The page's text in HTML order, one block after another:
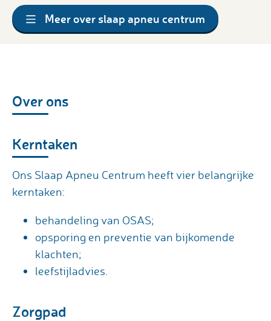
Meer over slaap apneu centrum
Over ons
Kerntaken
Ons Slaap Apneu Centrum heeft vier belangrijke
kerntaken:
behandeling van OSAS;
opsporing en preventie van bijkomende
klachten;
leefstijladvies.
Zorgpad